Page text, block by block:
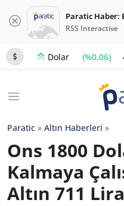
Paratic Haber:
RSS Interactive
Dolar (%0.06)
Paratic » Altın Haberleri »
Ons 1800
Kalmaya
Altın 711